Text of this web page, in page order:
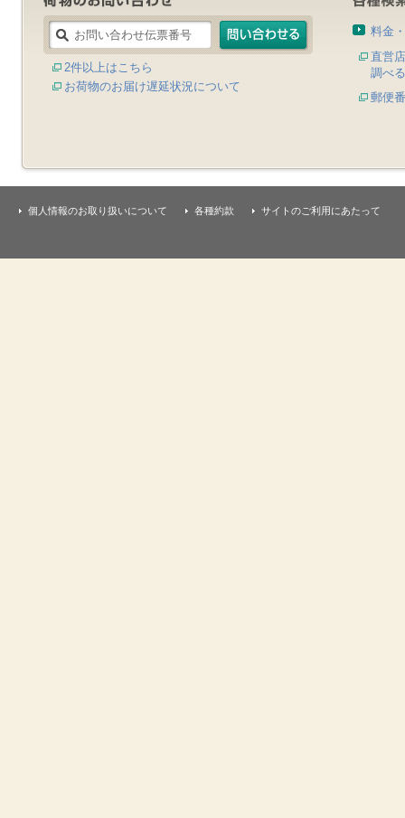
2件以上はこちら
お荷物のお届け遅延状況について
料金
直営
調べる
郵便
個人情報のお取り扱いについて 各種約款 サイトのご利用にあたって